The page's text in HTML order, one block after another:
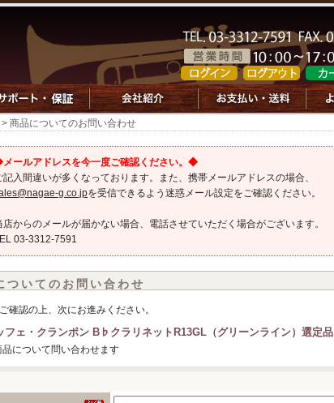
> 商品についてのお問い合わせ
ールアドレスを今一度ご確認ください。◆
記入間違いが多くなっております。また、携帯メールアドレスの場合、
g.co.jpを受信できるよう迷惑メール設定をご確認ください。
店からのメールが届かない場合、電話させていただく場合がございます。
03-3312-7591
ついてのお問い合わせ
確認の上、次にお進みください。
フェ・クランポン B♭クラリネットR13GL（グリーンライン）選定品
品について問い合わせます